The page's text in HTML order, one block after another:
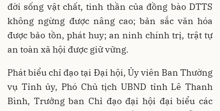
đời sống vật chất, tinh thần của đồng bào DTTS
không ngừng được nâng cao; bản sắc văn hóa
được bảo tồn, phát huy; an ninh chính trị, trật tự
an toàn xã hội được giữ vững.
Phát biểu chỉ đạo tại Đại hội, Ủy viên Ban Thường
vụ Tỉnh ủy, Phó Chủ tịch UBND tỉnh Lê Thanh
Bình, Trưởng ban Chỉ đạo đại hội đại biểu các